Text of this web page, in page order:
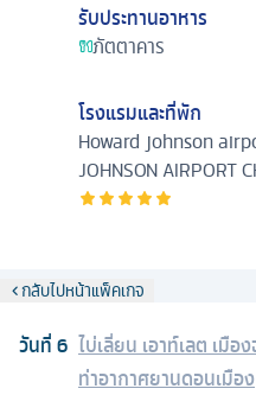
รับประทานอาหาร
ภัตตาคาร
โรงแรมและที่พัก
Howard johnson
JOHNSON AIRPORT
กลับไปหน้าแพ็คเกจ
วันที่6 ไบ่เลี่ยน เอาท์เลต เมือ
ท่าอากาศยานดอนเมือง